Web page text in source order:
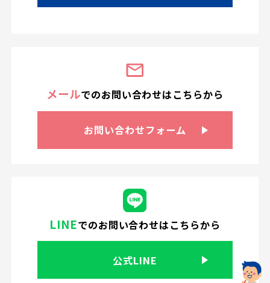
メールでのお問い合わせはこちらから
お問い合わせフォーム
LINEでのお問い合わせはこちらから
公式LINE